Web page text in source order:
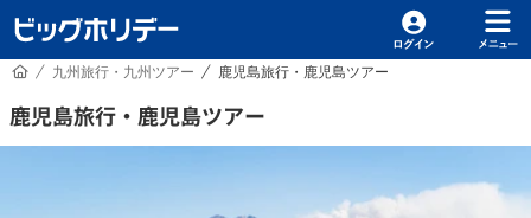
HOME
/
九州旅行・九州ツアー /
鹿児島旅行・鹿児島ツアー
鹿児島旅行・鹿児島ツアー